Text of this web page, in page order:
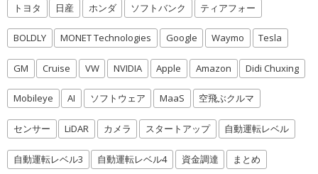
トヨタ 日産 ホンダ ソフトバンク ティアフォー
BOLDLY MONET Technologies Google Waymo Tesla
GM Cruise VW NVIDIA Apple Amazon Didi Chuxing
Mobileye AI ソフトウェア MaaS 空飛ぶクルマ
センサー LiDAR カメラ スタートアップ 自動運転レベル
自動運転レベル3 自動運転レベル4 資金調達 まとめ